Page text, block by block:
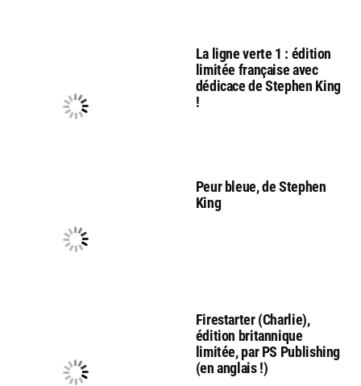
La ligne verte 1 : édition
limitée française avec
dédicace de Stephen King
!
Peur bleue, de Stephen
King
Firestarter (Charlie),
édition britannique
limitée, par PS Publishing
(en anglais !)